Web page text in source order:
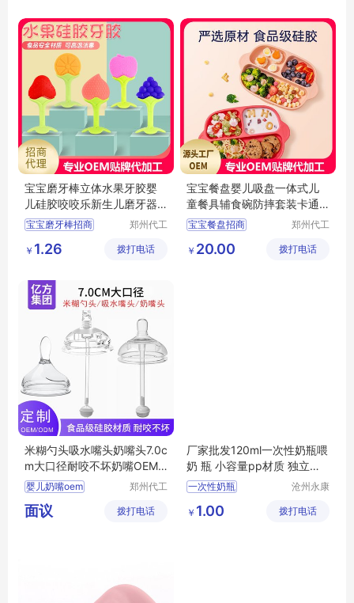
宝宝磨牙棒立体水果牙胶婴
儿硅胶咬咬乐新生儿磨牙器
安抚咬胶玩具招商代理 定制
批发
宝宝磨牙棒招商
硅胶咬咬乐定制
咬胶玩具招商
郑州代工
技有限公
￥ 1.26 拨打电话
宝宝餐盘婴儿吸盘一体式儿
童餐具辅食碗防摔套装卡通
分格招商代理定制批发
宝宝餐盘招商
婴儿餐盘定制
郑州代工
技有限公
￥ 20.00 拨打电话
米糊勺头吸水嘴头奶嘴头7.0c
m大口径耐咬不坏奶嘴OEM
代工
婴儿奶嘴oem
婴儿奶嘴贴牌
婴儿奶嘴代加工
郑州代工
技有限公
面议 拨打电话
厂家批发120ml一次性奶瓶喂
奶 瓶 小容量pp材质 独立包
装
一次性奶瓶
沧州永康
有限公司
￥ 1.00 拨打电话